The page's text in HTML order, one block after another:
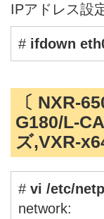
IPアドレス設
# ifdown
〔 NXR-
G180/L-
ズ,VXR-
# vi /etc/
network: